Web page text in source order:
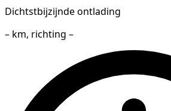
Dichtstbijzijnde ontlading
– km, richting –